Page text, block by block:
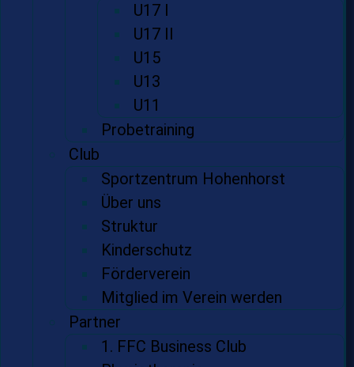
U17 I
U17 II
U15
U13
U11
Probetraining
Club
Sportzentrum Hohenhorst
Über uns
Struktur
Kinderschutz
Förderverein
Mitglied im Verein werden
Partner
1. FFC Business Club